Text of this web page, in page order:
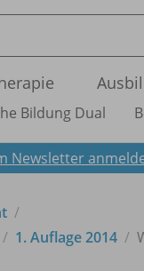
Bildung Dual
Newsletter
1. Auflage 2014